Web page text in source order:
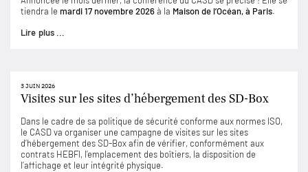
tiendra le mardi 17 novembre 2026à la Maison de l’Océan, à Paris.
Lire plus ...
3 JUIN 2026
Visites sur les sites d’hébergement des SD-Box
Dans le cadre de sa politique de sécurité conforme aux normes ISO,
le CASD va organiser une campagne de visites sur les sites
d’hébergement des SD-Box afin de vérifier, conformément aux
contrats HEBFI, l’emplacement des boîtiers, la disposition de
l’affichage et leur intégrité physique.